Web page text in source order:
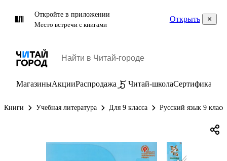
Откройте в приложении
Место встречи с книгами
Открыть
МагазиныАкцииРаспродажа Читай-школаСертификаты
Книги Учебная литература Для 9 класса Русский язык 9 класс